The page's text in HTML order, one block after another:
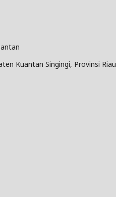
Kuantan Singingi, Provinsi Riau